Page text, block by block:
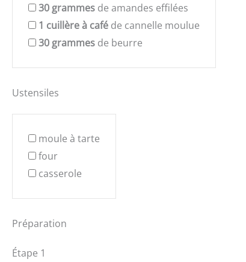
30 grammes de amandes effilées
1 cuillère à café de cannelle moulue
30 grammes de beurre
Ustensiles
moule à tarte
four
casserole
Préparation
Étape 1